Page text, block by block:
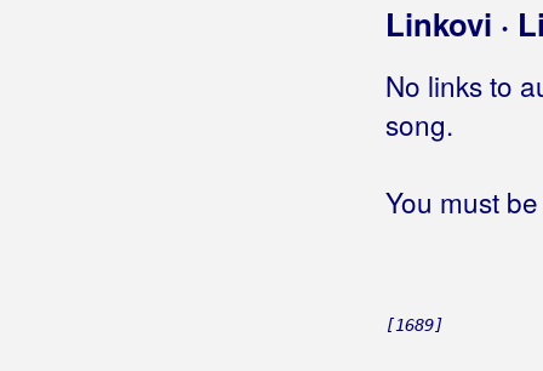
Linkovi ·
No links to
song.
You must
[1689]